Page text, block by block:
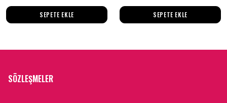
SEPETE EKLE SEPETE EKLE
SÖZLEŞMELER